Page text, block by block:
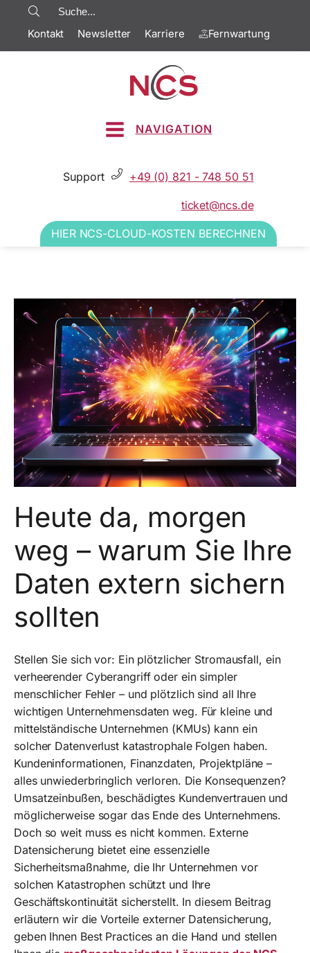
Kontakt Newsletter Karriere Fernwartung
NAVIGATION
Support +49 (0) 821 - 748 50 51
ticket@ncs.de
HIER NCS-CLOUD-KOSTEN BERECHNEN
Heute da, morgen
weg – warum Sie Ihre
Daten extern sichern
sollten
Stellen Sie sich vor: Ein plötzlicher Stromausfall, ein
verheerender Cyberangriff oder ein simpler
menschlicher Fehler – und plötzlich sind all Ihre
wichtigen Unternehmensdaten weg. Für kleine und
mittelständische Unternehmen (KMUs) kann ein
solcher Datenverlust katastrophale Folgen haben.
Kundeninformationen, Finanzdaten, Projektpläne –
alles unwiederbringlich verloren. Die Konsequenzen?
Umsatzeinbußen, beschädigtes Kundenvertrauen und
möglicherweise sogar das Ende des Unternehmens.
Doch so weit muss es nicht kommen. Externe
Datensicherung bietet eine essenzielle
Sicherheitsmaßnahme, die Ihr Unternehmen vor
solchen Katastrophen schützt und Ihre
Geschäftskontinuität sicherstellt. In diesem Beitrag
erläutern wir die Vorteile externer Datensicherung,
geben Ihnen Best Practices an die Hand und stellen